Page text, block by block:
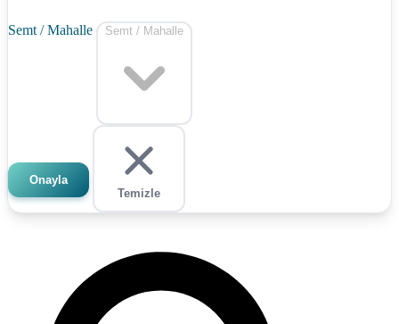
Semt / Mahalle Semt / Mahalle
Onayla
Temizle